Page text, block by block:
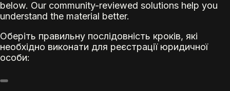
below. Our community-reviewed solutions help you
understand the material better.
Оберіть правильну послідовність кроків, які
необхідно виконати для реєстрації юридичної
особи: